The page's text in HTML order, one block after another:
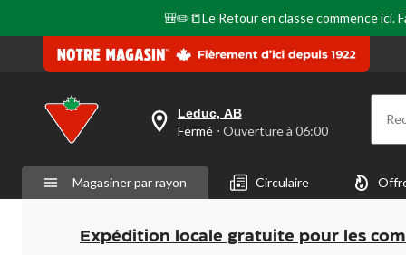
🎒✏️📒Le Retour en classe commence ici.
votre
est
Leduc,
AB,
Fermé,
Ouverture
Leduc, AB
Fermé ⋅ Ouverture à 06:00
Magasiner par rayon Circulaire
Expédition locale gratuite pour les